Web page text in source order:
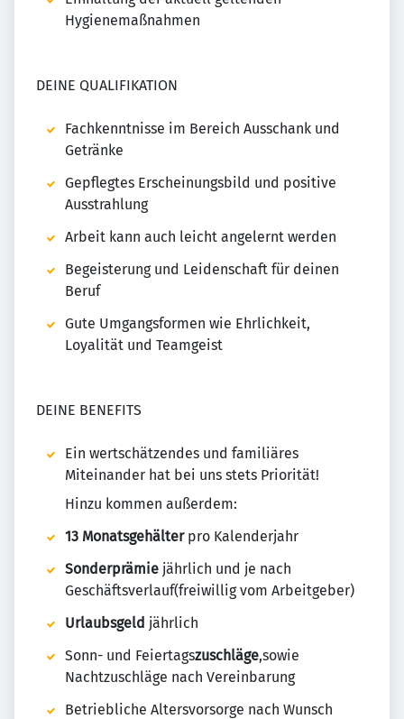
Hygienemaßnahmen
DEINE QUALIFIKATION
Fachkenntnisse im Bereich Ausschank und
Getränke
Gepflegtes Erscheinungsbild und positive
Ausstrahlung
Arbeit kann auch leicht angelernt werden
Begeisterung und Leidenschaft für deinen
Beruf
Gute Umgangsformen wie Ehrlichkeit,
Loyalität und Teamgeist
DEINE BENEFITS
Ein wertschätzendes und familiäres
Miteinander hat bei uns stets Priorität!
Hinzu kommen außerdem:
13 Monatsgehälter pro Kalenderjahr
Sonderprämie jährlich und je nach
Geschäftsverlauf(freiwillig vom Arbeitgeber)
Urlaubsgeld jährlich
Sonn- und Feiertagszuschläge,sowie
Nachtzuschläge nach Vereinbarung
Betriebliche Altersvorsorge nach Wunsch